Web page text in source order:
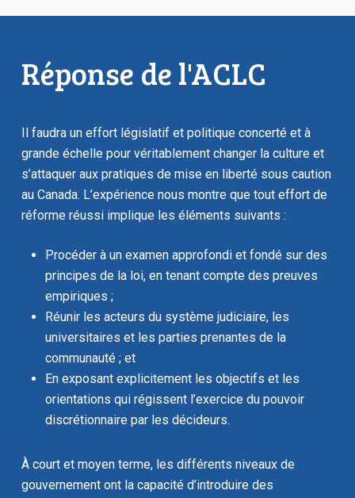
Réponse de l'ACLC
Il faudra un effort législatif et politique concerté et à
grande échelle pour véritablement changer la culture et
s’attaquer aux pratiques de mise en liberté sous caution
au Canada. L’expérience nous montre que tout effort de
réforme réussi implique les éléments suivants :
Procéder à un examen approfondi et fondé sur des
principes de la loi, en tenant compte des preuves
empiriques ;
Réunir les acteurs du système judiciaire, les
universitaires et les parties prenantes de la
communauté ; et
En exposant explicitement les objectifs et les
orientations qui régissent l’exercice du pouvoir
discrétionnaire par les décideurs.
À court et moyen terme, les différents niveaux de
gouvernement ont la capacité d’introduire des